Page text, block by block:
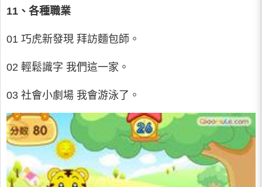
11、各種職業
01 巧虎新發現 拜訪麵包師。
02 輕鬆識字 我們這一家。
03 社會小劇場 我會游泳了。